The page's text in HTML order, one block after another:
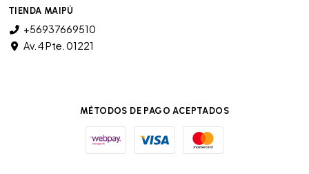
TIENDA MAIPÚ
+56937669510
Av. 4 Pte. 01221
MÉTODOS DE PAGO ACEPTADOS